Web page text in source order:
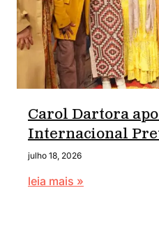
Carol Dartora
Internacional
julho 18, 2026
leia mais »